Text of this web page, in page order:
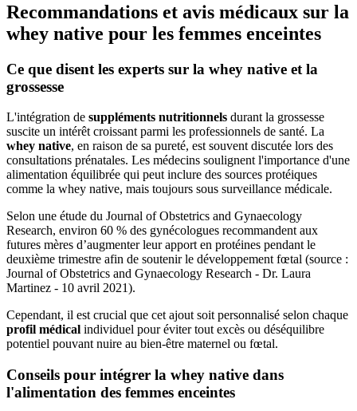
Recommandations et avis médicaux sur la
whey native pour les femmes enceintes
Ce que disent les experts sur la whey native et la
grossesse
L'intégration de suppléments nutritionnels durant la grossesse
suscite un intérêt croissant parmi les professionnels de santé. La
whey native, en raison de sa pureté, est souvent discutée lors des
consultations prénatales. Les médecins soulignent l'importance d'une
alimentation équilibrée qui peut inclure des sources protéiques
comme la whey native, mais toujours sous surveillance médicale.
Selon une étude du Journal of Obstetrics and Gynaecology
Research, environ 60 % des gynécologues recommandent aux
futures mères d’augmenter leur apport en protéines pendant le
deuxième trimestre afin de soutenir le développement fœtal (source :
Journal of Obstetrics and Gynaecology Research - Dr. Laura
Martinez - 10 avril 2021).
Cependant, il est crucial que cet ajout soit personnalisé selon chaque
profil médical individuel pour éviter tout excès ou déséquilibre
potentiel pouvant nuire au bien-être maternel ou fœtal.
Conseils pour intégrer la whey native dans
l'alimentation des femmes enceintes